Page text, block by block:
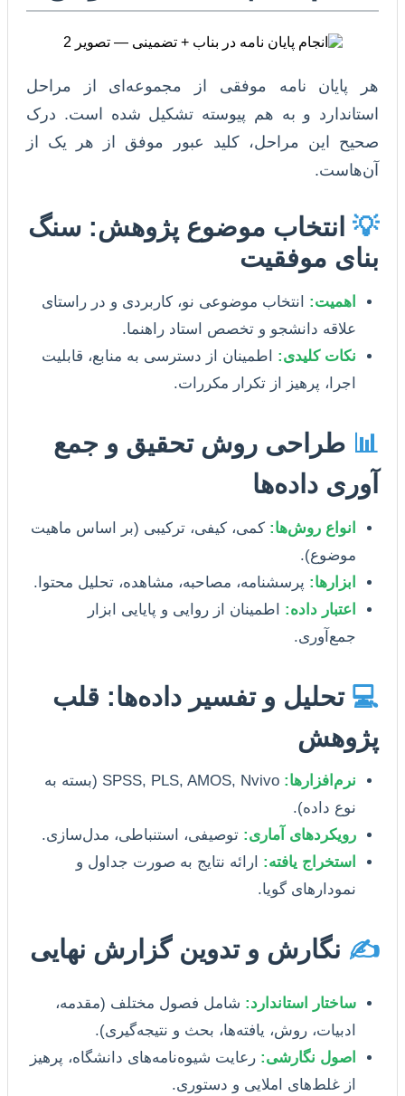
هر پایان نامه موفقی از مجموعه‌ای از مراحل
استاندارد و به هم پیوسته تشکیل شده است. درک
صحیح این مراحل، کلید عبور موفق از هر یک از
آن‌هاست.
💡 انتخاب موضوع پژوهش: سنگ
بنای موفقیت
اهمیت: انتخاب موضوعی نو، کاربردی و در راستای
علاقه دانشجو و تخصص استاد راهنما.
نکات کلیدی: اطمینان از دسترسی به منابع، قابلیت
اجرا، پرهیز از تکرار مکررات.
📊 طراحی روش تحقیق و جمع
آوری داده‌ها
انواع روش‌ها: کمی، کیفی، ترکیبی (بر اساس ماهیت
موضوع).
ابزارها: پرسشنامه، مصاحبه، مشاهده، تحلیل محتوا.
اعتبار داده: اطمینان از روایی و پایایی ابزار
جمع‌آوری.
💻 تحلیل و تفسیر داده‌ها: قلب
پژوهش
نرم‌افزارها:
SPSS, PLS, AMOS, Nvivo (بسته به
نوع داده).
رویکردهای آماری: توصیفی، استنباطی، مدل‌سازی.
استخراج یافته: ارائه نتایج به صورت جداول و
نمودارهای گویا.
✍️ نگارش و تدوین گزارش نهایی
ساختار استاندارد: شامل فصول مختلف (مقدمه،
ادبیات، روش، یافته‌ها، بحث و نتیجه‌گیری).
اصول نگارشی: رعایت شیوه‌نامه‌های دانشگاه، پرهیز
از غلط‌های املایی و دستوری.